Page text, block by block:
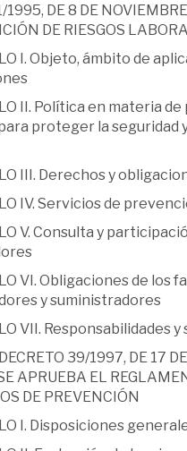
1995, DE 8 DE
DE RIESGOS
I. Objeto, ámbito de
II. Política en materia
proteger la seguridad
III. Derechos y
IV. Servicios de
V. Consulta y
VI. Obligaciones de los
y suministradores
VII. Responsabilidades
39/1997, DE 17
APRUEBA EL
DE PREVENCIÓN
I. Disposiciones